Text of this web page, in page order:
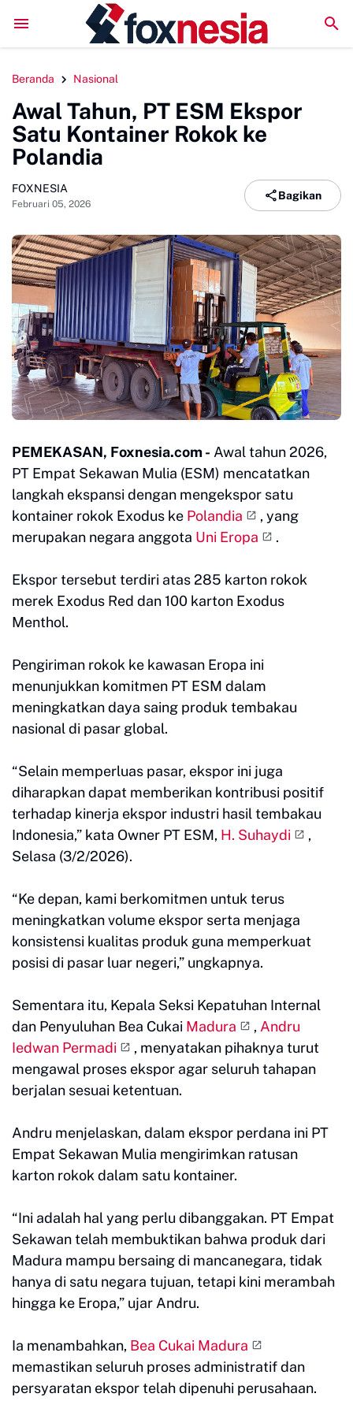
Strategis Nasional PT Indonesia Huali Industry Park X-PRO
Beranda Nasional
Awal Tahun, PT ESM Ekspor
Satu Kontainer Rokok ke
Polandia
FOXNESIA
Februari 05, 2026
Bagikan
PEMEKASAN, Foxnesia.com - Awal tahun 2026,
PT Empat Sekawan Mulia (ESM) mencatatkan
langkah ekspansi dengan mengekspor satu
kontainer rokok Exodus ke Polandia
, yang
merupakan negara anggota Uni Eropa .
Ekspor tersebut terdiri atas 285 karton rokok
merek Exodus Red dan 100 karton Exodus
Menthol.
Pengiriman rokok ke kawasan Eropa ini
menunjukkan komitmen PT ESM dalam
meningkatkan daya saing produk tembakau
nasional di pasar global.
“Selain memperluas pasar, ekspor ini juga
diharapkan dapat memberikan kontribusi positif
terhadap kinerja ekspor industri hasil tembakau
Indonesia,” kata Owner PT ESM, H. Suhaydi
,
Selasa (3/2/2026).
“Ke depan, kami berkomitmen untuk terus
meningkatkan volume ekspor serta menjaga
konsistensi kualitas produk guna memperkuat
posisi di pasar luar negeri,” ungkapnya.
Sementara itu, Kepala Seksi Kepatuhan Internal
dan Penyuluhan Bea Cukai Madura , Andru
Iedwan Permadi
, menyatakan pihaknya turut
mengawal proses ekspor agar seluruh tahapan
berjalan sesuai ketentuan.
Andru menjelaskan, dalam ekspor perdana ini PT
Empat Sekawan Mulia mengirimkan ratusan
karton rokok dalam satu kontainer.
“Ini adalah hal yang perlu dibanggakan. PT Empat
Sekawan telah membuktikan bahwa produk dari
Madura mampu bersaing di mancanegara, tidak
hanya di satu negara tujuan, tetapi kini merambah
hingga ke Eropa,” ujar Andru.
Ia menambahkan, Bea Cukai Madura
memastikan seluruh proses administratif dan
persyaratan ekspor telah dipenuhi perusahaan.